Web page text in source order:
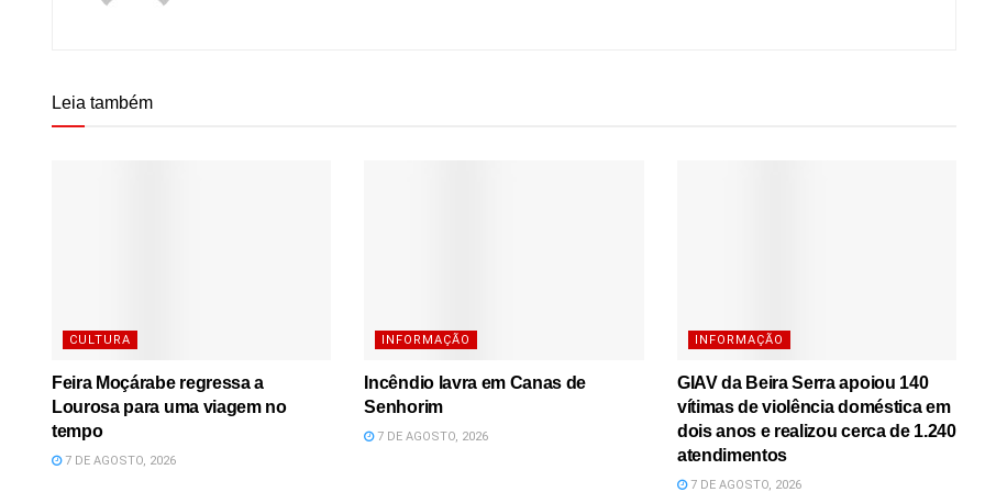
Leia também
CULTURA
Feira Moçárabe regressa a
Lourosa para uma viagem no
tempo
7 DE AGOSTO, 2026
INFORMAÇÃO
Incêndio lavra em Canas de
Senhorim
7 DE AGOSTO, 2026
INFORMAÇÃO
GIAV da Beira Serra apoiou 140
vítimas de violência doméstica em
dois anos e realizou cerca de 1.240
atendimentos
7 DE AGOSTO, 2026